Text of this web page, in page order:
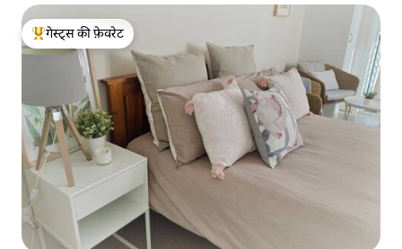
गेस्ट्स का टॉप फ़ेवरेट
गेस्ट्स की फ़ेवरेट